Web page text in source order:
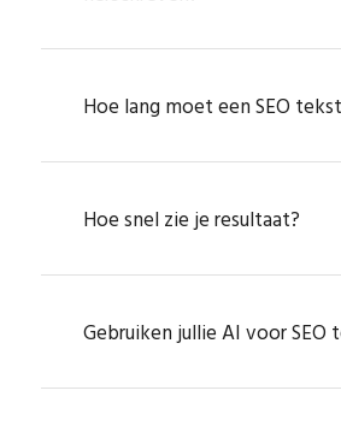
Hoe lang moet een SEO
Hoe snel zie je resultaat?
Gebruiken jullie AI voor SEO